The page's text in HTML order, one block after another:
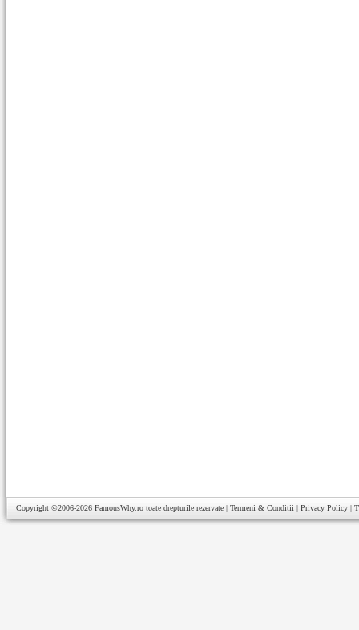
Copyright ©2006-2026 FamousWhy.ro toate drepturile rezervate | Termeni & Conditii | Privacy Policy |